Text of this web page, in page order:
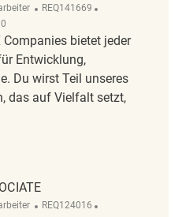
ReqId
REQ141669
Companies bietet jeder
Entwicklung,
Du wirst Teil unseres
das auf Vielfalt setzt,
REQ141669
ReqId
REQ124016